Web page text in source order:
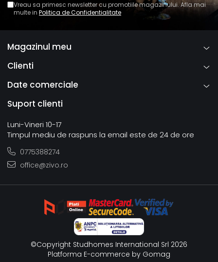
Vreau sa primesc newsletter cu promotiile magazinului. Afla mai
multe in Politica de Confidentialitate
Magazinul meu
Clienti
Date comerciale
Suport clienti
Luni-Vineri 10-17
Timpul mediu de raspuns la email este de 24 de ore
0775388274
office@zivo.ro
©Copyright Studhomes International Srl 2026
Platforma E-commerce by Gomag